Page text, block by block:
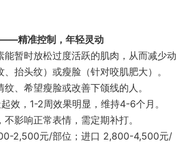
精准控制，年轻灵动
能暂时放松过度活跃的肌肉，从而减少动
抬头纹）或瘦脸（针对咬肌肥大）。
纹、希望瘦脸或改善下颌线的人。
效，1-2周效果明显，维持4-6个月。
不影响正常表情，需定期补打。
2,500元/部位；进口 2,800-4,500元/